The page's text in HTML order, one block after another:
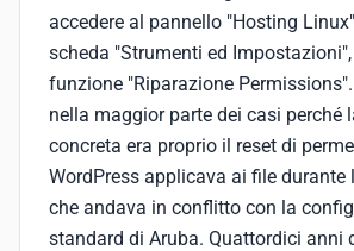
accedere al pannello "Hosting
scheda "Strumenti ed
funzione "Riparazione
nella maggior parte dei casi perché
concreta era proprio il reset di
WordPress applicava ai file durante
che andava in conflitto con la
standard di Aruba. Quattordici anni